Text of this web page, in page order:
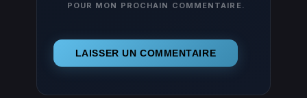
POUR MON PROCHAIN COMMENTAIRE.